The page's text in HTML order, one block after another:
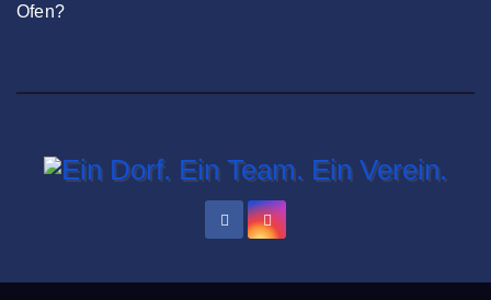
Ofen?